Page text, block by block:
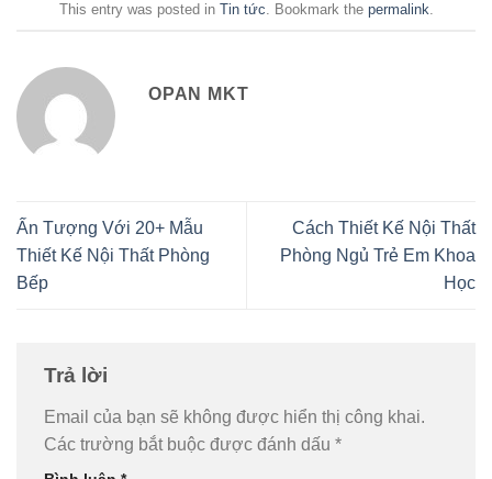
This entry was posted in Tin tức. Bookmark the permalink.
OPAN MKT
Ấn Tượng Với 20+ Mẫu
Thiết Kế Nội Thất Phòng
Bếp
Cách Thiết Kế Nội Thất
Phòng Ngủ Trẻ Em Khoa
Học
Trả lời
Email của bạn sẽ không được hiển thị công khai.
Các trường bắt buộc được đánh dấu *